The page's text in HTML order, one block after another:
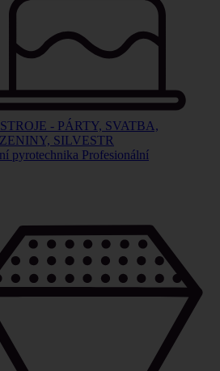
- PÁRTY, SVATBA,
SILVESTR
Profesionální